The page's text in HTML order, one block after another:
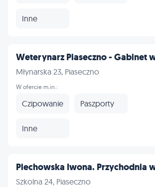
Inne
Weterynarz Piaseczno - Gabinet
Młynarska 23, Piaseczno
W ofercie m.in.:
Czipowanie Paszporty
Inne
Piechowska Iwona. Przychodnia
Szkolna 24, Piaseczno